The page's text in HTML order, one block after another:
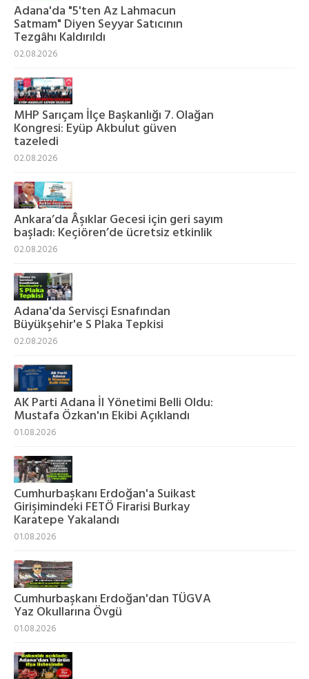
Adana'da "5'ten Az Lahmacun
Satmam" Diyen Seyyar Satıcının
Tezgâhı Kaldırıldı
02.08.2026
MHP Sarıçam İlçe Başkanlığı 7. Olağan
Kongresi: Eyüp Akbulut güven
tazeledi
02.08.2026
Ankara’da Âşıklar Gecesi için geri sayım
başladı: Keçiören’de ücretsiz etkinlik
02.08.2026
Adana'da Servisçi Esnafından
Büyükşehir'e S Plaka Tepkisi
02.08.2026
AK Parti Adana İl Yönetimi Belli Oldu:
Mustafa Özkan'ın Ekibi Açıklandı
01.08.2026
Cumhurbaşkanı Erdoğan'a Suikast
Girişimindeki FETÖ Firarisi Burkay
Karatepe Yakalandı
01.08.2026
Cumhurbaşkanı Erdoğan'dan TÜGVA
Yaz Okullarına Övgü
01.08.2026